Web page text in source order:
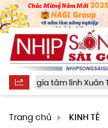
linh Xuân Trường
Trang chủ KINH TẾ